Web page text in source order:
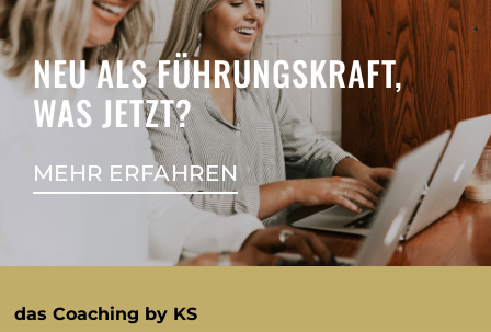
NEU ALS FÜHRUNGSKRAFT,
WAS JETZT?
MEHR ERFAHREN
das Coaching by KS